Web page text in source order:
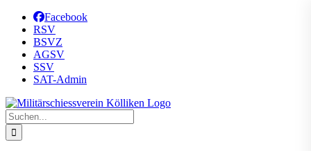
Zum
Inhalt
springen
Facebook
RSV
BSVZ
AGSV
SSV
SAT-Admin
Suche
nach: